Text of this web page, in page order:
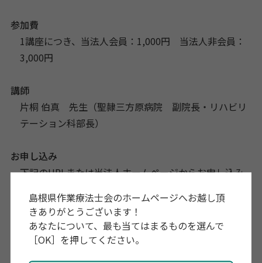
島根県作業療法士会のホームページへお越し頂
きありがとうございます！
あなたについて、最も当てはまるものを選んで
［OK］を押してください。
参加費
1講座につき、当法人会員：1,000円 当法人非会員：
3,000円
講師
片桐 伯真 先生（聖隷三方原病院 副院長・リハビリ
テーション科部長）
お申し込み
下記のURLまたは当法人ホームページからお申し込み
申込みフォームURL
https://forms.gle/px7cCo3i1iE53dU47